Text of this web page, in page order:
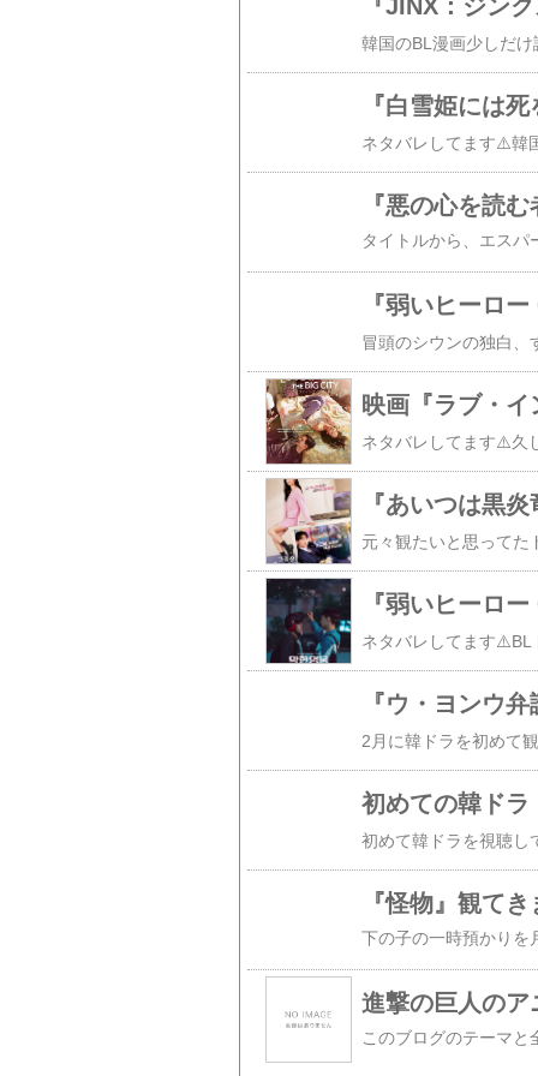
『JINX：ジン
『白雪姫には
『悪の心を読む
『弱いヒーロー
映画『ラブ・イ
『あいつは黒炎
『弱いヒーロー
『ウ・ヨンウ弁
初めての韓ドラ
『怪物』観て
進撃の巨人のア